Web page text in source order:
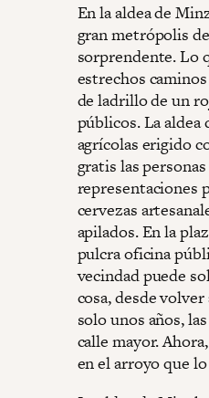
En la aldea de
gran metrópolis
sorprendente. Lo
estrechos
de ladrillo de un
públicos. La
agrícolas erigido
gratis las
representaciones
cervezas
apilados. En la
pulcra oficina
vecindad puede
cosa, desde
solo unos años,
calle mayor.
en el arroyo que